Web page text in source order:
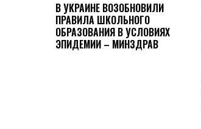
В УКРАИНЕ ВОЗОБНОВИЛИ
ПРАВИЛА ШКОЛЬНОГО
ОБРАЗОВАНИЯ В УСЛОВИЯХ
ЭПИДЕМИИ – МИНЗДРАВ